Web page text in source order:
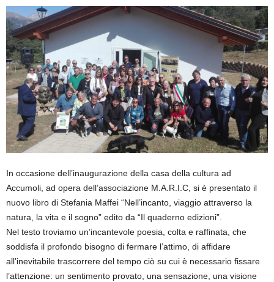
In occasione dell’inaugurazione della casa della cultura ad
Accumoli, ad opera dell’associazione M.A.R.I.C, si è presentato il
nuovo libro di Stefania Maffei “Nell’incanto, viaggio attraverso la
natura, la vita e il sogno” edito da “Il quaderno edizioni”.
Nel testo troviamo un’incantevole poesia, colta e raffinata, che
soddisfa il profondo bisogno di fermare l’attimo, di affidare
all’inevitabile trascorrere del tempo ciò su cui è necessario fissare
l’attenzione: un sentimento provato, una sensazione, una visione